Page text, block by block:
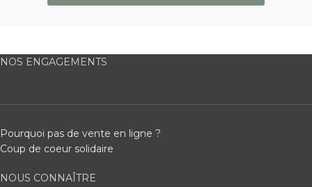
NOS ENGAGEMENTS
Pourquoi pas de vente en ligne ?
Coup de coeur solidaire
NOUS CONNAÎTRE